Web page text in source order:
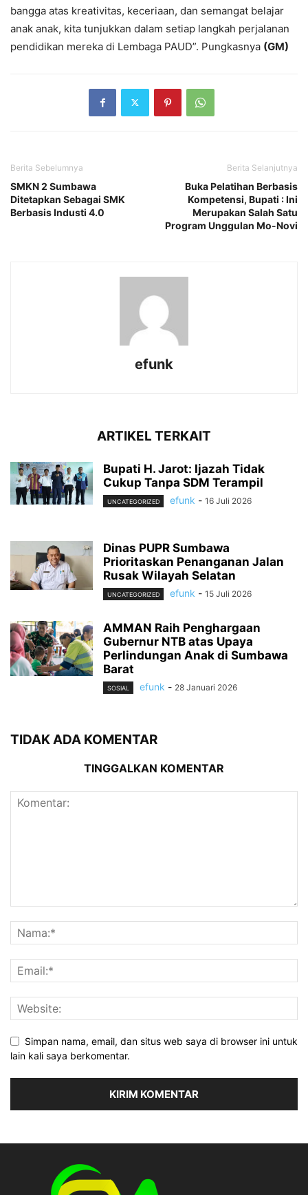
bangga atas kreativitas, keceriaan, dan semangat belajar
anak anak, kita tunjukkan dalam setiap langkah perjalanan
pendidikan mereka di Lembaga PAUD”. Pungkasnya (GM)
Berita Sebelumnya
SMKN 2 Sumbawa
Ditetapkan Sebagai SMK
Berbasis Industi 4.0
Berita Selanjutnya
Buka Pelatihan Berbasis
Kompetensi, Bupati : Ini
Merupakan Salah Satu
Program Unggulan Mo-Novi
efunk
ARTIKEL TERKAIT
Bupati H. Jarot: Ijazah Tidak
Cukup Tanpa SDM Terampil
UNCATEGORIZED efunk - 16 Juli 2026
Dinas PUPR Sumbawa
Prioritaskan Penanganan Jalan
Rusak Wilayah Selatan
UNCATEGORIZED efunk - 15 Juli 2026
AMMAN Raih Penghargaan
Gubernur NTB atas Upaya
Perlindungan Anak di Sumbawa
Barat
SOSIAL efunk - 28 Januari 2026
TIDAK ADA KOMENTAR
TINGGALKAN KOMENTAR
Simpan nama, email, dan situs web saya di browser ini untuk
lain kali saya berkomentar.